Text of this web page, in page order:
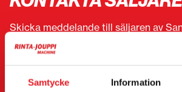
Samtycke Information
Skicka meddelande till säljaren av
Du kan även kontakta en enskild